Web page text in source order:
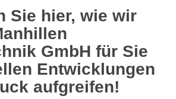
Sie hier, wie wir
GmbH für Sie
Entwicklungen
aufgreifen!